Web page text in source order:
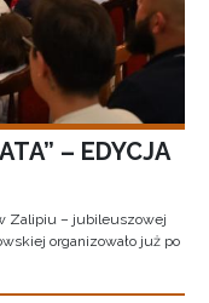
– EDYCJA
Zalipiu – jubileuszowej
organizowało już po